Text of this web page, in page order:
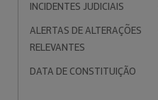
INCIDENTES JUDICIAIS
ALERTAS DE ALTERAÇÕES
RELEVANTES
DATA DE CONSTITUIÇÃO